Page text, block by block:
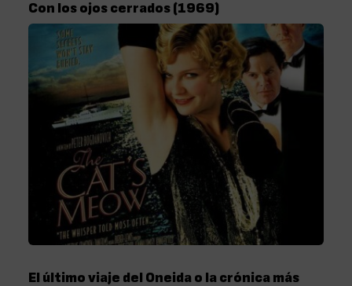
Con los ojos cerrados (1969)
El último viaje del Oneida o la crónica más